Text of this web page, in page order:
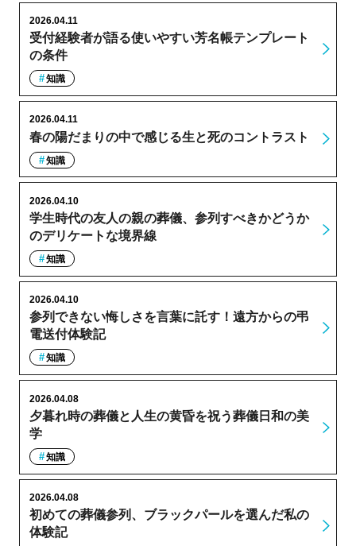
受付経験者が語る使いやすい芳名帳テンプレート
の条件
2026.04.11
知識
春の陽だまりの中で感じる生と死のコントラスト
2026.04.11
知識
学生時代の友人の親の葬儀、参列すべきかどうか
のデリケートな境界線
2026.04.10
知識
参列できない悔しさを言葉に託す！遠方からの弔
電送付体験記
2026.04.10
知識
夕暮れ時の葬儀と人生の黄昏を祝う葬儀日和の美
学
2026.04.08
知識
初めての葬儀参列、ブラックパールを選んだ私の
体験記
2026.04.08